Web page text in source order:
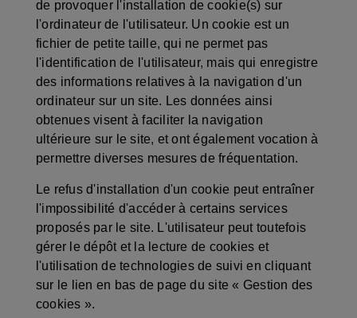
de provoquer l'installation de cookie(s) sur
l'ordinateur de l'utilisateur. Un cookie est un
fichier de petite taille, qui ne permet pas
l'identification de l'utilisateur, mais qui enregistre
des informations relatives à la navigation d'un
ordinateur sur un site. Les données ainsi
obtenues visent à faciliter la navigation
ultérieure sur le site, et ont également vocation à
permettre diverses mesures de fréquentation.
Le refus d'installation d'un cookie peut entraîner
l'impossibilité d'accéder à certains services
proposés par le site. L'utilisateur peut toutefois
gérer le dépôt et la lecture de cookies et
l'utilisation de technologies de suivi en cliquant
sur le lien en bas de page du site « Gestion des
cookies ».